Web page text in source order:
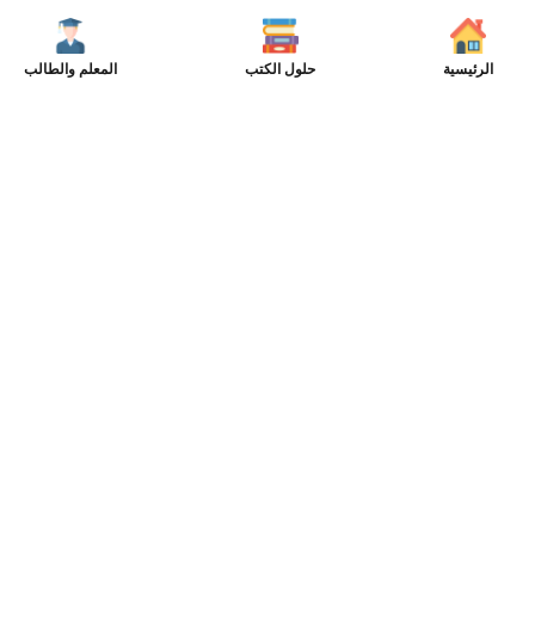
الرئيسية حلول الكتب المعلم والطالب